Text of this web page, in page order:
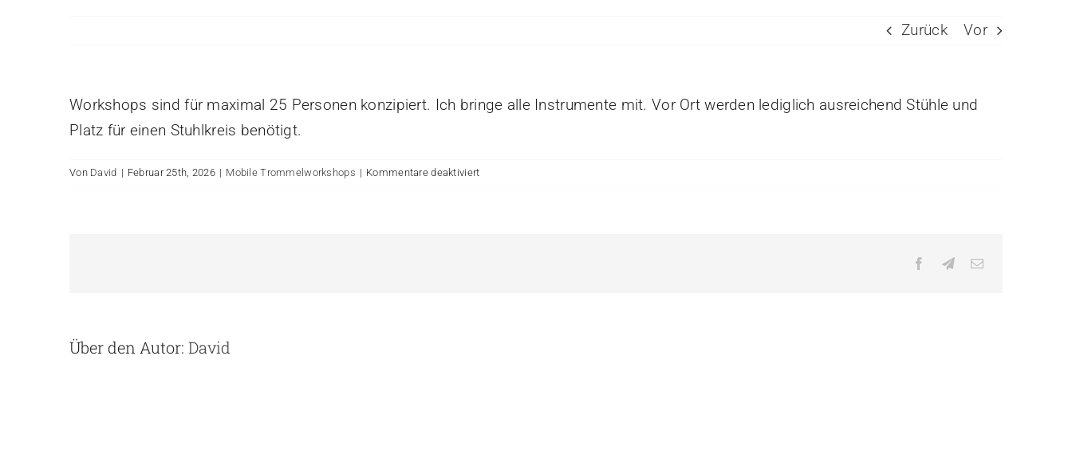
Zurück Vor
Workshops sind für maximal 25 Personen konzipiert. Ich bringe alle Instrumente mit. Vor Ort werden lediglich ausreichend Stühle und
Platz für einen Stuhlkreis benötigt.
Von David | Februar 25th, 2026 | Mobile Trommelworkshops | Kommentare deaktiviertfür
FacebookTelegram
E-
Über den Autor: David